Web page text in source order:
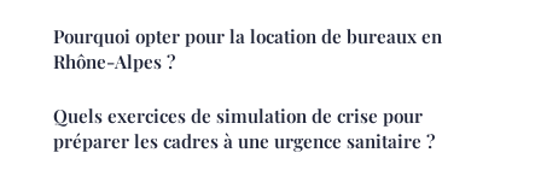
Pourquoi opter pour la location de bureaux en
Rhône-Alpes ?
Quels exercices de simulation de crise pour
préparer les cadres à une urgence sanitaire ?